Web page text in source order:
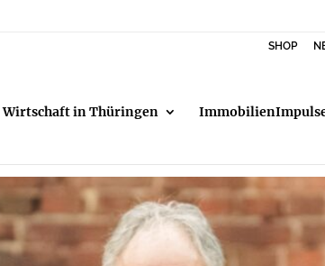
SHOP
Wirtschaft in Thüringen